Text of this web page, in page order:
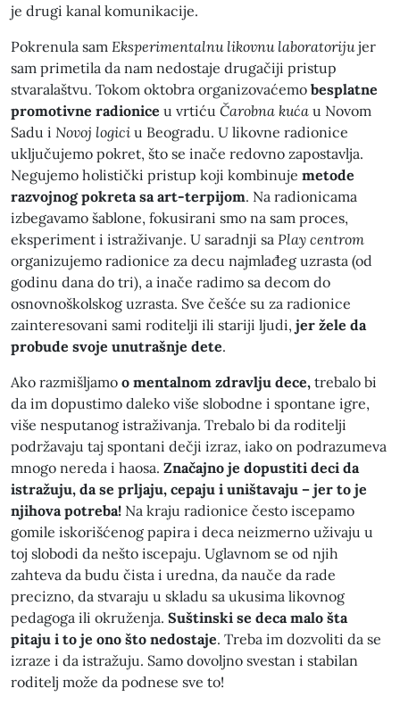
je drugi kanal komunikacije.
Pokrenula sam Eksperimentalnu likovnu laboratorijujer
sam primetila da nam nedostaje drugačiji pristup
stvaralaštvu. Tokom oktobra organizovaćemo besplatne
promotivne radionice u vrtiću Čarobna kuća u Novom
Sadu i Novoj logici u Beogradu. U likovne radionice
uključujemo pokret, što se inače redovno zapostavlja.
Negujemo holistički pristup koji kombinuje metode
razvojnog pokreta sa art-terpijom. Na radionicama
izbegavamo šablone, fokusirani smo na sam proces,
eksperiment i istraživanje. U saradnji sa Play centrom
organizujemo radionice za decu najmlađeg uzrasta (od
godinu dana do tri), a inače radimo sa decom do
osnovnoškolskog uzrasta. Sve češće su za radionice
zainteresovani sami roditelji ili stariji ljudi, jer žele da
probude svoje unutrašnje dete.
Ako razmišljamo o mentalnom zdravlju dece, trebalo bi
da im dopustimo daleko više slobodne i spontane igre,
više nesputanog istraživanja. Trebalo bi da roditelji
podržavaju taj spontani dečji izraz, iako on podrazumeva
mnogo nereda i haosa. Značajno je dopustiti deci da
istražuju, da se prljaju, cepaju i uništavaju – jer to je
njihova potreba! Na kraju radionice često iscepamo
gomile iskorišćenog papira i deca neizmerno uživaju u
toj slobodi da nešto iscepaju. Uglavnom se od njih
zahteva da budu čista i uredna, da nauče da rade
precizno, da stvaraju u skladu sa ukusima likovnog
pedagoga ili okruženja. Suštinski se deca malo šta
pitaju i to je ono što nedostaje. Treba im dozvoliti da se
izraze i da istražuju. Samo dovoljno svestan i stabilan
roditelj može da podnese sve to!